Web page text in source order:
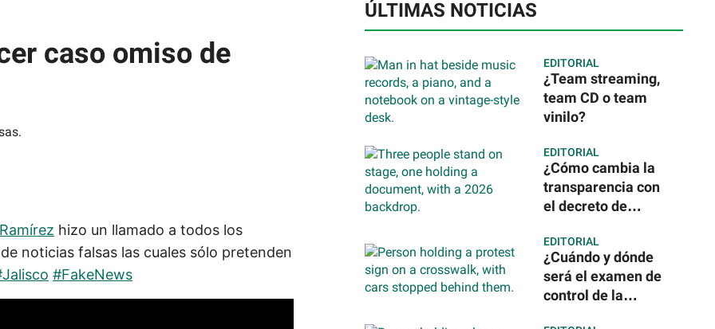
caso omiso de
hizo un llamado a todos los
noticias falsas las cuales sólo pretenden
#FakeNews
ÚLTIMAS NOTICIAS
EDITORIAL
¿Team streaming,
team CD o team
vinilo?
EDITORIAL
¿Cómo cambia la
transparencia con
el decreto de
Sheinbaum? Todo
lo que debes saber
EDITORIAL
¿Cuándo y dónde
será el examen de
control de la